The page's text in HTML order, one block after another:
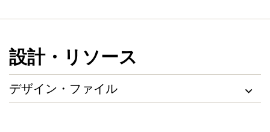
設計・リソース
デザイン・ファイル